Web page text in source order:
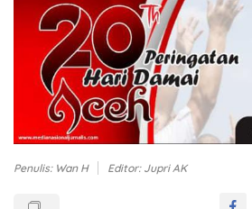
Penulis: Wan H Editor: Jupri AK